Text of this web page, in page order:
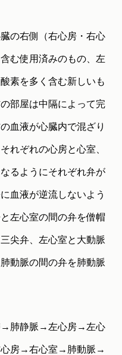
の右側（右心房・右心
む使用済みのもの、左
素を多く含む新しいも
部屋は中隔によって完
血液が心臓内で混ざり
れぞれの心房と心室、
るようにそれぞれ弁が
血液が逆流しないよう
左心室の間の弁を僧帽
尖弁、左心室と大動脈
動脈の間の弁を肺動脈
→肺静脈→左心房→左心
房→右心室→肺動脈→